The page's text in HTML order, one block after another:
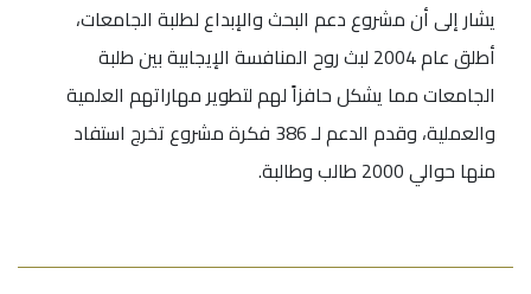
يشار إلى أن مشروع دعم البحث والإبداع لطلبة الجامعات،
أطلق عام 2004 لبث روح المنافسة الإيجابية بين طلبة
الجامعات مما يشكل حافزاً لهم لتطوير مهاراتهم العلمية
والعملية، وقدم الدعم لـ 386 فكرة مشروع تخرج استفاد
منها حوالي 2000 طالب وطالبة.